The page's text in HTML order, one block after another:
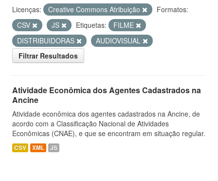
Licenças: Creative Commons Atribuição
Formatos:
CSV
JS Etiquetas:
FILME
DISTRIBUIDORAS
AUDIOVISUAL
Filtrar Resultados
Atividade Econômica dos Agentes Cadastrados na
Ancine
Atividade econômica dos agentes cadastrados na Ancine, de
acordo com a Classificação Nacional de Atividades
Econômicas (CNAE), e que se encontram em situação regular.
CSV XML JS